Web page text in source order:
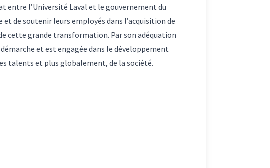
entre l’Université Laval et le gouvernement du
et de soutenir leurs employés dans l’acquisition de
cette grande transformation. Par son adéquation
et est engagée dans le développement
talents et plus globalement, de la société.